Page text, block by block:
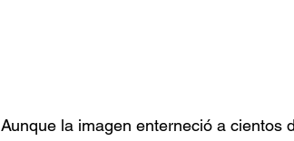
Aunque la imagen enterneció a cientos